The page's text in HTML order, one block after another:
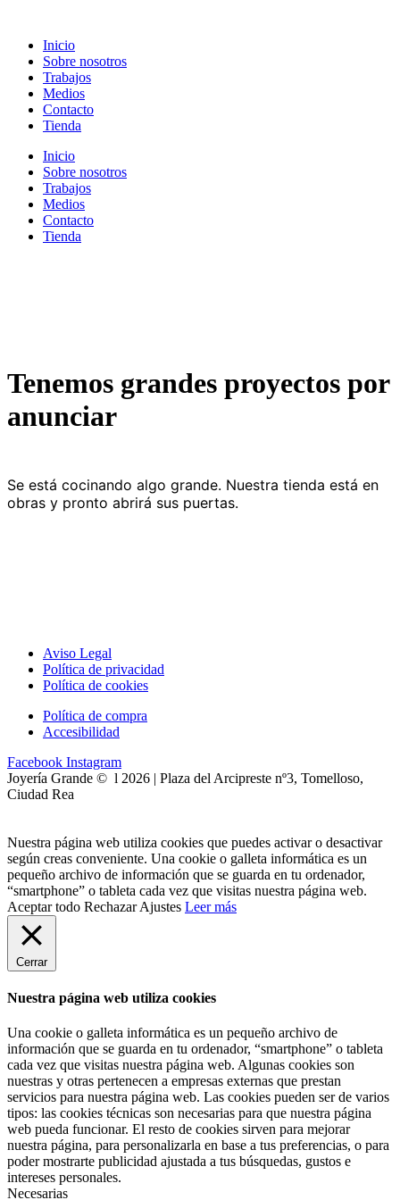
contenido
Inicio
Sobre nosotros
Trabajos
Medios
Contacto
Tienda
Inicio
Sobre nosotros
Trabajos
Medios
Contacto
Tienda
Tenemos grandes proyectos por
anunciar
Se está cocinando algo grande. Nuestra tienda está en
obras y pronto abrirá sus puertas.
Aviso Legal
Política de privacidad
Política de cookies
Política de compra
Accesibilidad
Facebook Instagram
Joyería Grande © l 2026 | Plaza del Arcipreste nº3, Tomelloso,
Ciudad Rea
Nuestra página web utiliza cookies que puedes activar o desactivar
según creas conveniente. Una cookie o galleta informática es un
pequeño archivo de información que se guarda en tu ordenador,
“smartphone” o tableta cada vez que visitas nuestra página web.
Aceptar todo Rechazar Ajustes Leer más
Cerrar
Nuestra página web utiliza cookies
Una cookie o galleta informática es un pequeño archivo de
información que se guarda en tu ordenador, “smartphone” o tableta
cada vez que visitas nuestra página web. Algunas cookies son
nuestras y otras pertenecen a empresas externas que prestan
servicios para nuestra página web. Las cookies pueden ser de varios
tipos: las cookies técnicas son necesarias para que nuestra página
web pueda funcionar. El resto de cookies sirven para mejorar
nuestra página, para personalizarla en base a tus preferencias, o para
poder mostrarte publicidad ajustada a tus búsquedas, gustos e
intereses personales.
Necesarias